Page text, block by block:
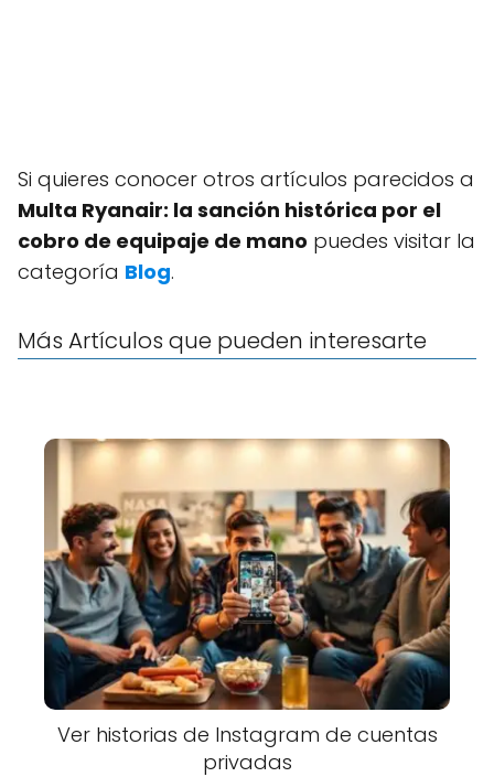
Si quieres conocer otros artículos parecidos a
Multa Ryanair: la sanción histórica por el
cobro de equipaje de mano puedes visitar la
categoría Blog.
Más Artículos que pueden interesarte
Ver historias de Instagram de cuentas
privadas